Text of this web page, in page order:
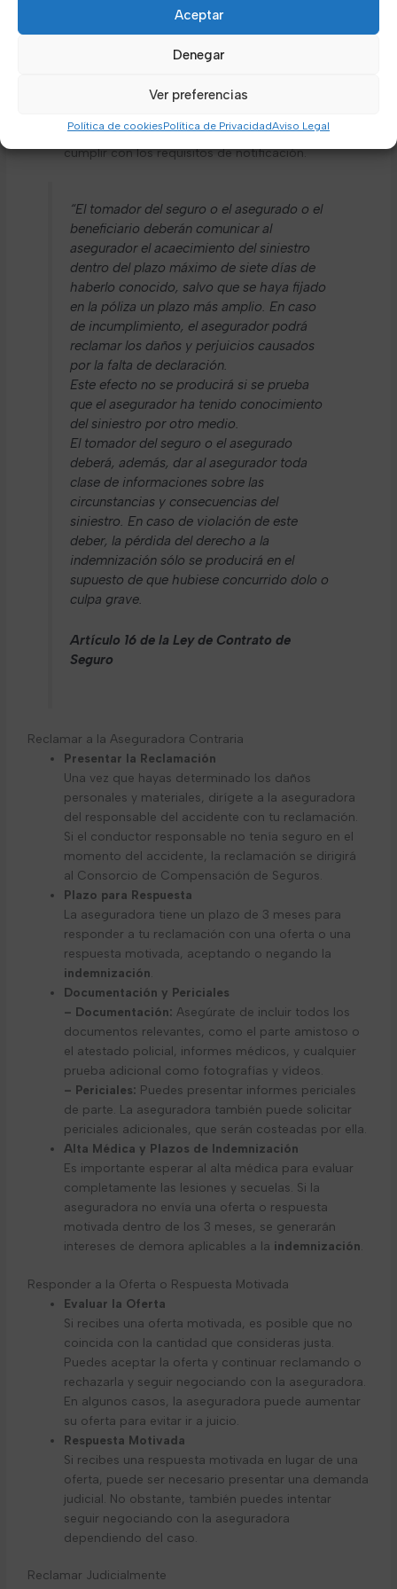
Aceptar
Denegar
Ver preferencias
Política de cookiesPolítica de PrivacidadAviso Legal
tratamiento recibido.
– Pruebas Adicionales: Fotografías, vídeos, facturas
de reparaciones o reemplazos, y cualquier otra
Plazo para Comunicación
aseguradora en un plazo de una semana para
cumplir con los requisitos de notificación.
“El tomador del seguro o el asegurado o el
beneficiario deberán comunicar al
asegurador el acaecimiento del siniestro
dentro del plazo máximo de siete días de
haberlo conocido, salvo que se haya fijado
en la póliza un plazo más amplio. En caso
de incumplimiento, el asegurador podrá
reclamar los daños y perjuicios causados
por la falta de declaración.
Este efecto no se producirá si se prueba
que el asegurador ha tenido conocimiento
del siniestro por otro medio.
El tomador del seguro o el asegurado
deberá, además, dar al asegurador toda
clase de informaciones sobre las
circunstancias y consecuencias del
siniestro. En caso de violación de este
deber, la pérdida del derecho a la
indemnización sólo se producirá en el
supuesto de que hubiese concurrido dolo o
culpa grave.
Artículo 16 de la Ley de Contrato de
Seguro
Reclamar a la Aseguradora Contraria
Presentar la Reclamación
Una vez que hayas determinado los daños
personales y materiales, dirígete a la aseguradora
del responsable del accidente con tu reclamación.
Si el conductor responsable no tenía seguro en el
momento del accidente, la reclamación se dirigirá
al Consorcio de Compensación de Seguros.
Plazo para Respuesta
La aseguradora tiene un plazo de 3 meses para
responder a tu reclamación con una oferta o una
respuesta motivada, aceptando o negando la
indemnización
Documentación y Periciales
– Documentación: Asegúrate de incluir todos los
documentos relevantes, como el parte amistoso o
el atestado policial, informes médicos, y cualquier
prueba adicional como fotografías y vídeos.
– Periciales: Puedes presentar informes periciales
de parte. La aseguradora también puede solicitar
periciales adicionales, que serán costeadas por ella.
Alta Médica y Plazos de Indemnización
Es importante esperar al alta médica para evaluar
completamente las lesiones y secuelas. Si la
aseguradora no envía una oferta o respuesta
motivada dentro de los 3 meses, se generarán
intereses de demora aplicables a la indemnización
Responder a la Oferta o Respuesta Motivada
Evaluar la Oferta
Si recibes una oferta motivada, es posible que no
coincida con la cantidad que consideras justa.
Puedes aceptar la oferta y continuar reclamando o
rechazarla y seguir negociando con la aseguradora.
En algunos casos, la aseguradora puede aumentar
su oferta para evitar ir a juicio.
Respuesta Motivada
Si recibes una respuesta motivada en lugar de una
oferta, puede ser necesario presentar una demanda
judicial. No obstante, también puedes intentar
seguir negociando con la aseguradora
dependiendo del caso.
Reclamar Judicialmente